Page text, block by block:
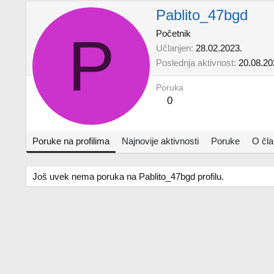
P
Pablito_47bgd
Početnik
Učlanjen 28.02.2023.
Poslednja aktivnost
Poruka
0
Poruke na profilima Najnovije aktivnosti Poruke O
Još uvek nema poruka na Pablito_47bgd profilu.